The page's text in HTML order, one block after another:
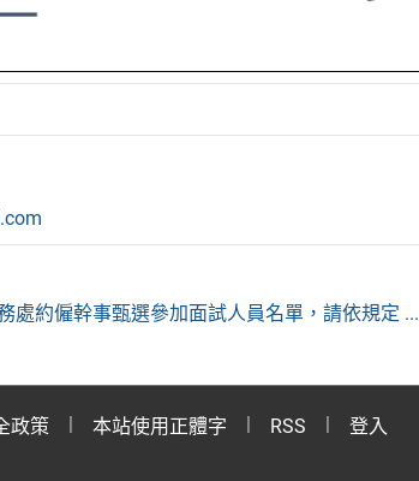
處約僱幹事甄選參加面試人員名單，請依規定 ...
政策 本站使用正體字 RSS 登入